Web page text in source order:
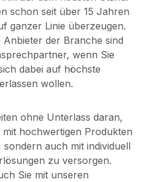
schon seit über 15 Jahren
ganzer Linie überzeugen.
der Branche sind
wenn Sie
dabei auf höchste
wollen.
ohne Unterlass daran,
hochwertigen Produkten
auch mit individuell
zu versorgen.
Sie mit unseren